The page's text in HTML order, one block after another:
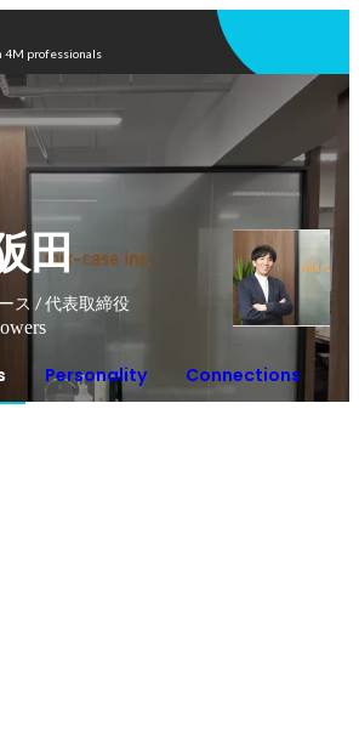
4M professionals
田
ス / 代表取締役
Personality Connections